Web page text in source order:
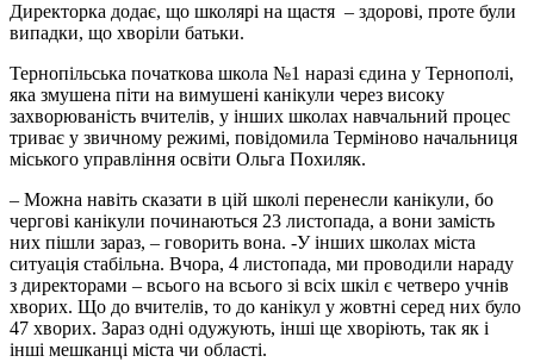
Директорка додає, що школярі на щастя – здорові, проте були
випадки, що хворіли батьки.
Тернопільська початкова школа №1 наразі єдина у Тернополі,
яка змушена піти на вимушені канікули через високу
захворюваність вчителів, у інших школах навчальний процес
триває у звичному режимі, повідомила Терміново начальниця
міського управління освіти Ольга Похиляк.
– Можна навіть сказати в цій школі перенесли канікули, бо
чергові канікули починаються 23 листопада, а вони замість
них пішли зараз, – говорить вона. -У інших школах міста
ситуація стабільна. Вчора, 4 листопада, ми проводили нараду
з директорами – всього на всього зі всіх шкіл є четверо учнів
хворих. Що до вчителів, то до канікул у жовтні серед них було
47 хворих. Зараз одні одужують, інші ще хворіють, так як і
інші мешканці міста чи області.